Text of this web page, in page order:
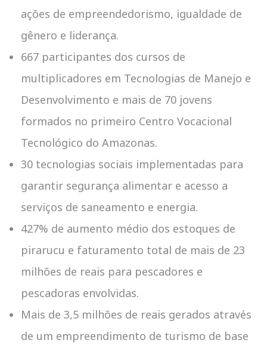
ações de empreendedorismo, igualdade de
gênero e liderança.
667 participantes dos cursos de
multiplicadores em Tecnologias de Manejo e
Desenvolvimento e mais de 70 jovens
formados no primeiro Centro Vocacional
Tecnológico do Amazonas.
30 tecnologias sociais implementadas para
garantir segurança alimentar e acesso a
serviços de saneamento e energia.
427% de aumento médio dos estoques de
pirarucu e faturamento total de mais de 23
milhões de reais para pescadores e
pescadoras envolvidas.
Mais de 3,5 milhões de reais gerados através
de um empreendimento de turismo de base